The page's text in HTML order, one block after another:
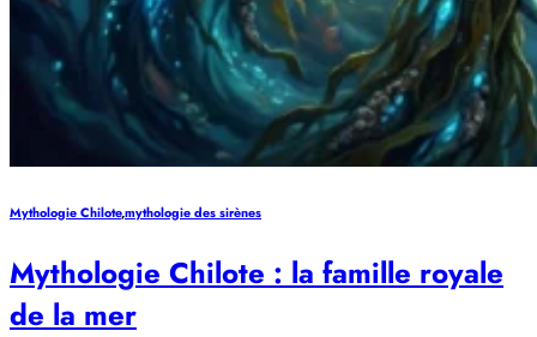
Mythologie Chilote,mythologie des sirènes
Mythologie Chilote : la famille royale
de la mer